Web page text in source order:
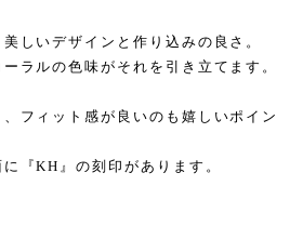
しいデザインと作り込みの良さ。
ラルの色味がそれを引き立てます。
フィット感が良いのも嬉しいポイン
『KH』の刻印があります。